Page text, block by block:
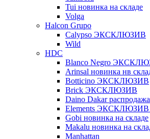
Tui новинка на складе
Volga
Halcon Grupo
Calypso ЭКСКЛЮЗИВ
Wild
HDC
Blanco Negro
Arinsal новинка нв
Botticino ЭКСКЛЮЗИВ
Brick ЭКСКЛЮЗИВ
Daino Dakar распродажа
Elements ЭКСКЛЮЗИВ
Gobi новинка на складе
Makalu новинка на
Manhattan